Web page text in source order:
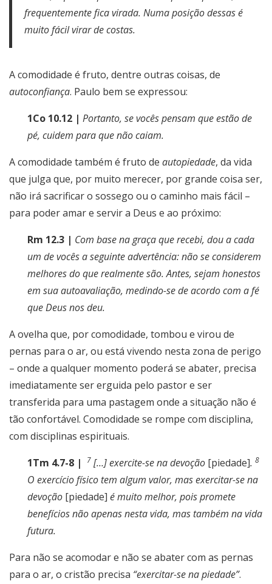
frequentemente fica virada. Numa posição dessas é
muito fácil virar de costas.
A comodidade é fruto, dentre outras coisas, de
autoconfiança. Paulo bem se expressou:
1Co 10.12 | Portanto, se vocês pensam que estão de
pé, cuidem para que não caiam.
A comodidade também é fruto de autopiedade, da vida
que julga que, por muito merecer, por grande coisa ser,
não irá sacrificar o sossego ou o caminho mais fácil –
para poder amar e servir a Deus e ao próximo:
Rm 12.3 | Com base na graça que recebi, dou a cada
um de vocês a seguinte advertência: não se considerem
melhores do que realmente são. Antes, sejam honestos
em sua autoavaliação, medindo-se de acordo com a fé
que Deus nos deu.
A ovelha que, por comodidade, tombou e virou de
pernas para o ar, ou está vivendo nesta zona de perigo
– onde a qualquer momento poderá se abater, precisa
imediatamente ser erguida pelo pastor e ser
transferida para uma pastagem onde a situação não é
tão confortável. Comodidade se rompe com disciplina,
com disciplinas espirituais.
1Tm 4.7-8 |
7 […] exercite-se na devoção [piedade]. 8
O exercício físico tem algum valor, mas exercitar-se na
devoção [piedade] é muito melhor, pois promete
benefícios não apenas nesta vida, mas também na vida
futura.
Para não se acomodar e não se abater com as pernas
para o ar, o cristão precisa “exercitar-se na piedade”.